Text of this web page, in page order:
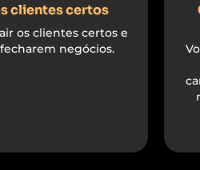
clientes certos
os clientes certos e
negócios.